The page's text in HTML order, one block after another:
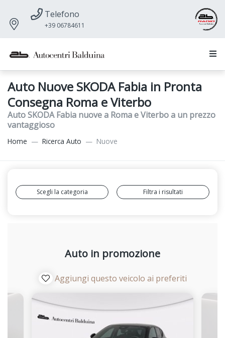
Telefono
+39 06784611
Auto Nuove SKODA Fabia in Pronta
Consegna Roma e Viterbo
Auto SKODA Fabia nuove a Roma e Viterbo a un prezzo
vantaggioso
Home Ricerca Auto Nuove
Scegli la categoria Filtra i risultati
Auto in promozione
Aggiungi questo veicolo ai preferiti